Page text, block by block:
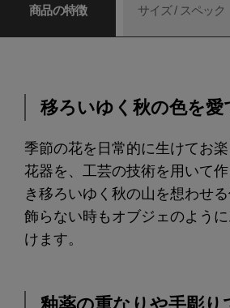
商品の特徴 サイズ / スペック
移ろいゆく秋の色を愛
季節の花を日常的に生けてお
花器を、工芸の技術を用いて
き移ろいゆく秋の山を想わせ
飾らない時もオブジェのよう
けます。